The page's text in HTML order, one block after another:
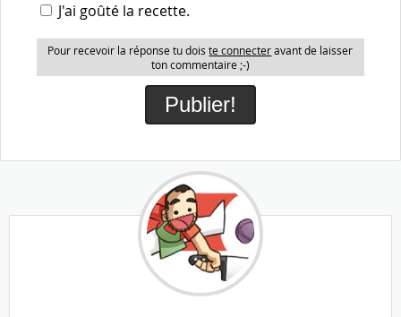
J'ai goûté la recette.
Pour recevoir la réponse tu doiste connecteravant de laisser
ton commentaire ;-)